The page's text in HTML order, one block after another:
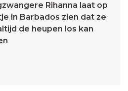
Rihanna laat op
in Barbados zien dat ze
de heupen los kan